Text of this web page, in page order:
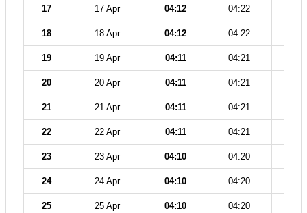
17 17 Apr 04:12 04:22
18 18 Apr 04:12 04:22
19 19 Apr 04:11 04:21
20 20 Apr 04:11 04:21
21 21 Apr 04:11 04:21
22 22 Apr 04:11 04:21
23 23 Apr 04:10 04:20
24 24 Apr 04:10 04:20
25 25 Apr 04:10 04:20